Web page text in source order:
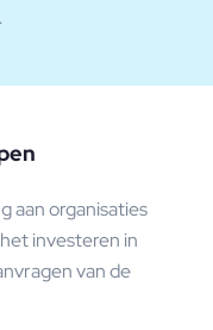
aan organisaties
investeren in
van de